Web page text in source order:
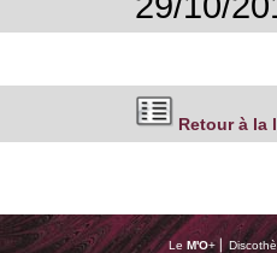
Retour à la
Le M'O+ ⎢